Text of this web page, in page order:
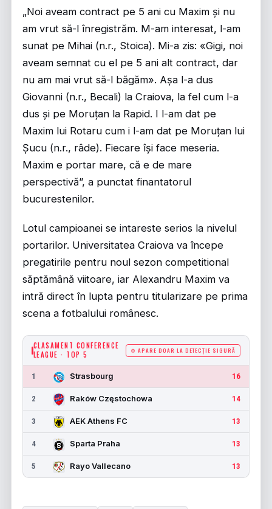
„Noi aveam contract pe 5 ani cu Maxim și nu
am vrut să-l înregistrăm. M-am interesat, l-am
sunat pe Mihai (n.r., Stoica). Mi-a zis: «Gigi, noi
aveam semnat cu el pe 5 ani alt contract, dar
nu am mai vrut să-l băgăm». Așa l-a dus
Giovanni (n.r., Becali) la Craiova, la fel cum l-a
dus și pe Moruțan la Rapid. I l-am dat pe
Maxim lui Rotaru cum i l-am dat pe Moruțan lui
Șucu (n.r., râde). Fiecare își face meseria.
Maxim e portar mare, că e de mare
perspectivă”, a punctat finantatorul
bucurestenilor.
Lotul campioanei se intareste serios la nivelul
portarilor. Universitatea Craiova va începe
pregatirile pentru noul sezon competitional
săptămână viitoare, iar Alexandru Maxim va
intră direct în lupta pentru titularizare pe prima
scena a fotbalului românesc.
CLASAMENT CONFERENCE
LEAGUE · TOP 5
⚙ APARE DOAR LA DETECȚIE SIGURĂ
1 Strasbourg 16
2 Raków Częstochowa 14
3 AEK Athens FC 13
4 Sparta Praha 13
5 Rayo Vallecano 13